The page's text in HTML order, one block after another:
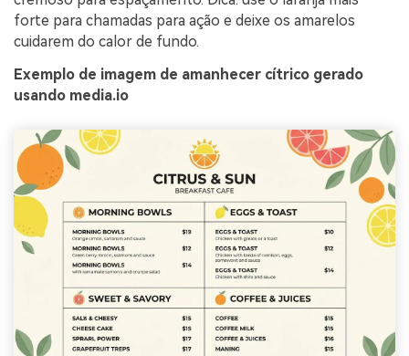
forte para chamadas para ação e deixe os amarelos
cuidarem do calor de fundo.
Exemplo de imagem de amanhecer cítrico gerado
usando media.io